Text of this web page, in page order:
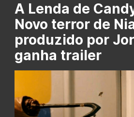
A Lenda de
Novo terror de
produzido por
ganha trailer